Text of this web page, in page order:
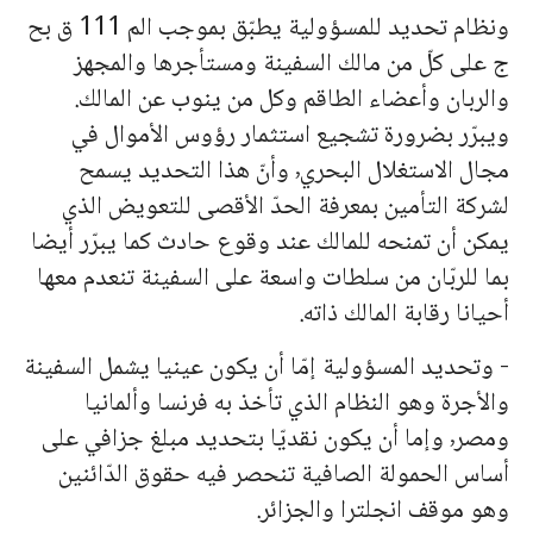
ونظام تحديد للمسؤولية يطبّق بموجب الم 111 ق بح
ج على كلّ من مالك السفينة ومستأجرها والمجهز
والربان وأعضاء الطاقم وكل من ينوب عن المالك.
ويبرّر بضرورة تشجيع استثمار رؤوس الأموال في
مجال الاستغلال البحري٬ وأنّ هذا التحديد يسمح
لشركة التأمين بمعرفة الحدّ الأقصى للتعويض الذي
يمكن أن تمنحه للمالك عند وقوع حادث كما يبرّر أيضا
بما للربّان من سلطات واسعة على السفينة تنعدم معها
أحيانا رقابة المالك ذاته.
- وتحديد المسؤولية إمّا أن يكون عينيا يشمل السفينة
والأجرة وهو النظام الذي تأخذ به فرنسا وألمانيا
ومصر٬ وإما أن يكون نقديّا بتحديد مبلغ جزافي على
أساس الحمولة الصافية تنحصر فيه حقوق الدّائنين
وهو موقف انجلترا والجزائر.